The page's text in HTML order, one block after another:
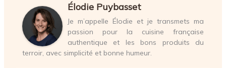
Élodie Puybasset
Je m’appelle Élodie et je transmets ma
passion pour la cuisine française
authentique et les bons produits du
terroir, avec simplicité et bonne humeur.